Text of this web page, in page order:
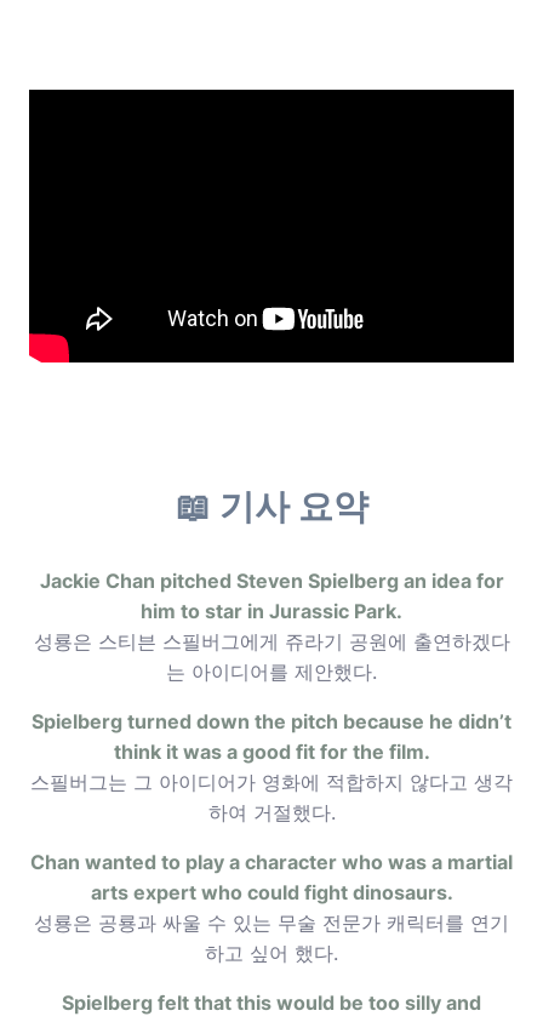
📖 기사 요약
Jackie Chan pitched Steven Spielberg an idea for
him to star in Jurassic Park.
성룡은 스티븐 스필버그에게 쥬라기 공원에 출연하겠다
는 아이디어를 제안했다.
Spielberg turned down the pitch because he didn’t
think it was a good fit for the film.
스필버그는 그 아이디어가 영화에 적합하지 않다고 생각
하여 거절했다.
Chan wanted to play a character who was a martial
arts expert who could fight dinosaurs.
성룡은 공룡과 싸울 수 있는 무술 전문가 캐릭터를 연기
하고 싶어 했다.
Spielberg felt that this would be too silly and